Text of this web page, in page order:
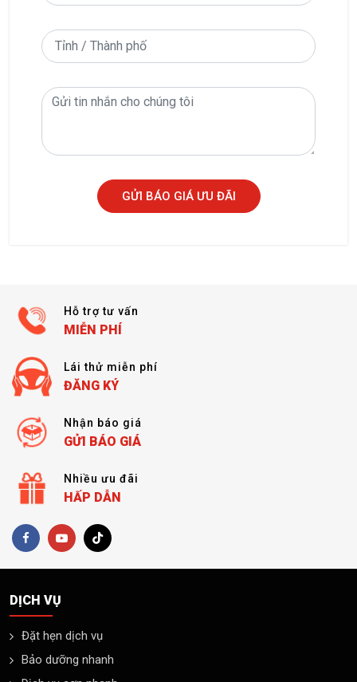
GỬI BÁO GIÁ ƯU ĐÃI
Hỗ trợ tư vấn
MIỄN PHÍ
Lái thử miễn phí
ĐĂNG KÝ
Nhận báo giá
GỬI BÁO GIÁ
Nhiều ưu đãi
HẤP DẪN
DỊCH VỤ
Đặt hẹn dịch vụ
Bảo dưỡng nhanh